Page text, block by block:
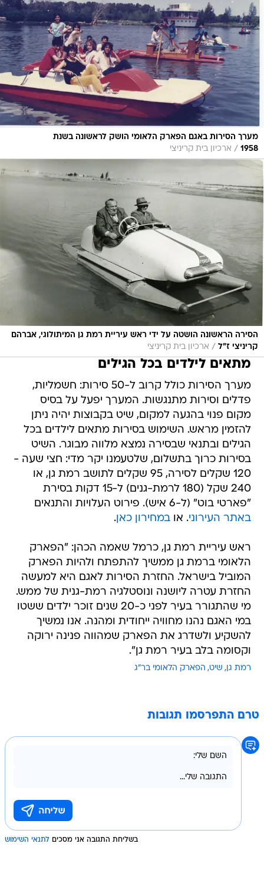
מערך הסירות באגם הפארק הלאומי הושק לראשונה בשנת
1958
/ ארכיון בית קריניצי
הסירה הראשונה הושטה על ידי ראש עיריית רמת גן המיתולוגי, אברהם
קריניצי ז"ל / ארכיון בית קריניצי
מתאים לילדים בכל הגילים
מערך הסירות כולל קרוב ל-50 סירות: חשמליות,
פדלים וסירות מתנגשות. המערך יפעל על בסיס
מקום פנוי בהגעה למקום, שיט בקבוצות יהיה ניתן
להזמין מראש. השימוש בסירות מתאים לילדים בכל
הגילים ובתנאי שבסירה נמצא מלווה מבוגר. השיט
בסירות כרוך בתשלום, שלטעמנו יקר מדי: חצי שעה -
120 שקלים לסירה, 95 שקלים לתושב רמת גן, או
240 שקל (180 לרמת-גנים) ל-15 דקות בסירת
"פארטי בוט" (ל-6 איש). פירוט העלויות והתנאים
באתר העירוני. אובמחירון כאן.
ראש עיריית רמת גן, כרמל שאמה הכהן: "הפארק
הלאומי ברמת גן ממשיך להתפתח ולהיות הפארק
המוביל בישראל. החזרת הסירות לאגם היא למעשה
החזרת עטרה ליושנה ונוסטלגיה רמת-גנית של ממש.
מי שהתגורר בעיר לפני כ-20 שנים זוכר ילדים ששטו
במי האגם נהנו מחוויה ייחודית ומהנה. אנו נמשיך
להשקיע ולשדרג את הפארק שמהווה פנינה ירוקה
וקסומה בלב בעיר רמת גן".
רמת גן שיט הפארק הלאומי בר"ג
טרם התפרסמו תגובות
בשליחת התגובה אני מסכים לתנאי השימוש